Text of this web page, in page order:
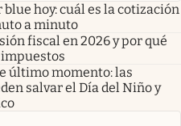
blue hoy: cuál es la cotización
a minuto
fiscal en 2026 y por qué
último momento: las
salvar el Día del Niño y